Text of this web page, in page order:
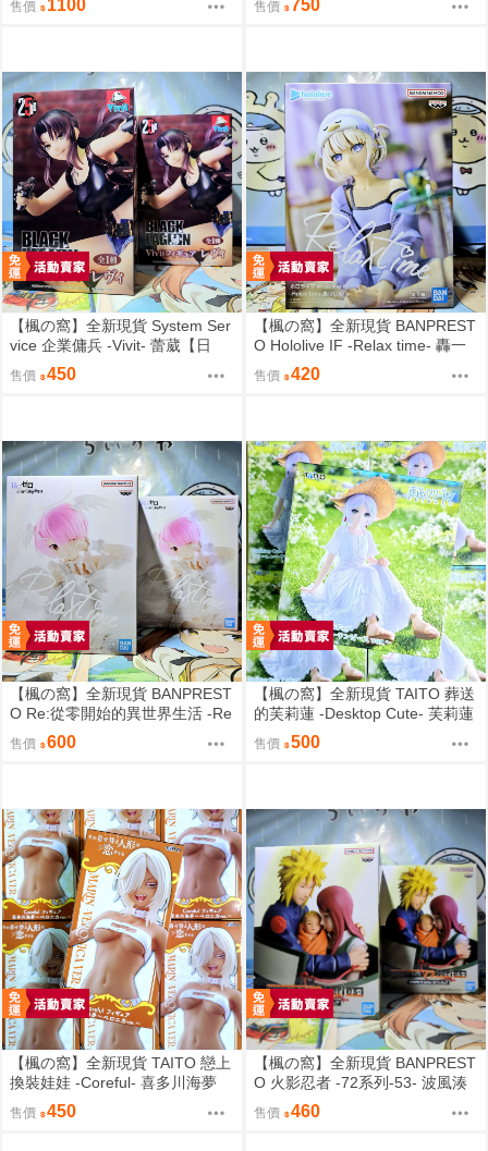
售價 1100 售價 750
【楓の窩】全新現貨 System Ser
vice 企業傭兵 -Vivit- 蕾葳【日
售價 450
【楓の窩】全新現貨 BANPREST
O Hololive IF -Relax time- 轟一
【日版】
售價 420
【楓の窩】全新現貨 BANPREST
O Re:從零開始的異世界生活 -Re
lax time- 拉姆 甜蜜天使ver.【日
版】
售價 600
【楓の窩】全新現貨 TAITO 葬送
的芙莉蓮 -Desktop Cute- 芙莉蓮
夏日連身裙ver.【日版】
售價 500
【楓の窩】全新現貨 TAITO 戀上
換裝娃娃 -Coreful- 喜多川海夢
貝羅妮卡ver.【日版】
售價 450
【楓の窩】全新現貨 BANPREST
O 火影忍者 -72系列-53- 波風湊
＆漩渦九品＆鳴人【日版】
售價 460